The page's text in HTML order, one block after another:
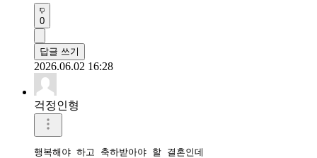
0
답글 쓰기
2026.06.02 16:28
걱정인형
행복해야 하고 축하받아야 할 결혼인데